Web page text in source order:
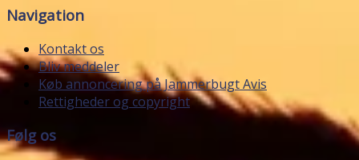
Navigation
Kontakt os
Bliv meddeler
Køb annoncering på Jammerbugt Avis
Rettigheder og copyright
Følg os